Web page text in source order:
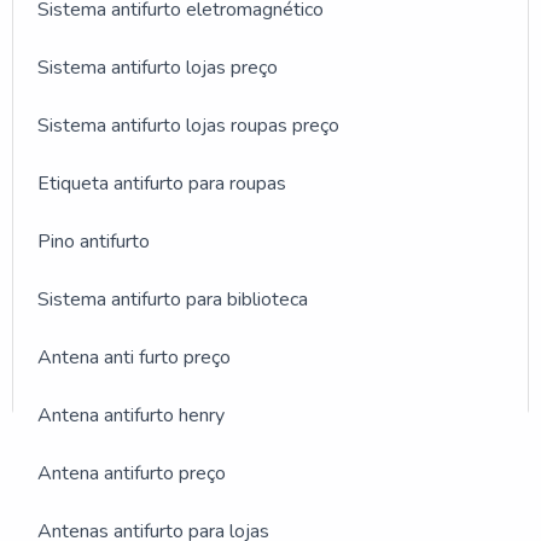
Sistema antifurto eletromagnético
Sistema antifurto lojas preço
Sistema antifurto lojas roupas preço
Etiqueta antifurto para roupas
Pino antifurto
Sistema antifurto para biblioteca
Antena anti furto preço
Antena antifurto henry
Antena antifurto preço
Antenas antifurto para lojas
GALERIA DE IMAGENS
ILUSTRATIVAS REFERENTE